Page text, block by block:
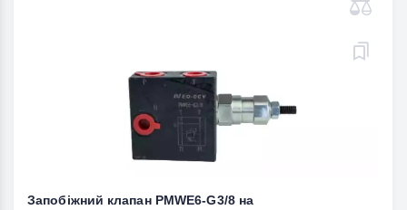
Запобіжний клапан PMWE6-G3/8 на